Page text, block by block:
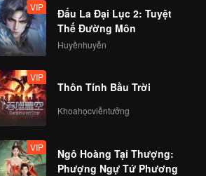
VIP
Đấu La Đại Lục 2: Tuyệt
Thế Đường Môn
Huyềnhuyễn
VIP
Thôn Tính Bầu Trời
Khoahọcviễntưởng
VIP
Ngô Hoàng Tại Thượng:
Phượng Ngự Tứ Phương